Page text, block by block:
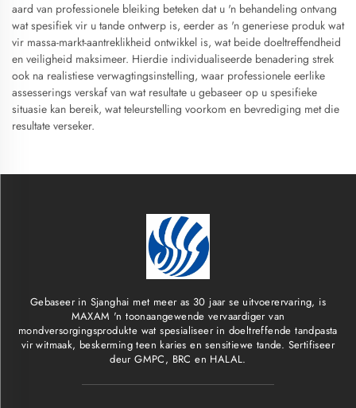
aard van professionele bleiking beteken dat u 'n behandeling ontvang
wat spesifiek vir u tande ontwerp is, eerder as 'n generiese produk wat
vir massa-markt-aantreklikheid ontwikkel is, wat beide doeltreffendheid
en veiligheid maksimeer. Hierdie individualiseerde benadering strek
ook na realistiese verwagtingsinstelling, waar professionele eerlike
assesserings verskaf van wat resultate u gebaseer op u spesifieke
situasie kan bereik, wat teleurstelling voorkom en bevrediging met die
resultate verseker.
Gebaseer in Sjanghai met meer as 30 jaar se uitvoerervaring, is
MAXAM 'n toonaangewende vervaardiger van
mondversorgingsprodukte wat spesialiseer in doeltreffende tandpasta
vir witmaak, beskerming teen karies en sensitiewe tande. Sertifiseer
deur GMPC, BRC en HALAL.